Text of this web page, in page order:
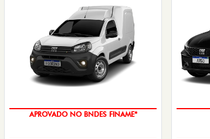
APROVADO NO BNDES FINAME*